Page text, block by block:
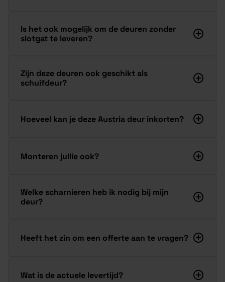
Is het ook mogelijk om de deuren zonder
slotgat te leveren?
Zijn deze deuren ook geschikt als
schuifdeur?
Hoeveel kan je deze Austria deur inkorten?
Monteren jullie ook?
Welke scharnieren heb ik nodig bij mijn
deur?
Heeft het zin om een offerte aan te vragen?
Wat is de actuele levertijd?